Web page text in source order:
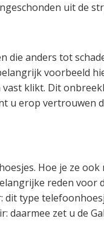
uit de
die anders tot
voorbeeld
klikt. Dit
u erop vertrouwen
Hoe je ze
reden voor
dit type
zet u de